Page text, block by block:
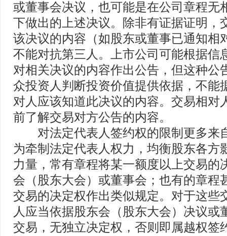
或董事会决议，也可能是在公司章程无
下做出的上述决议。除非有证据证明，
该决议的内容（如股东或董事已通知相
不能对抗第三人。上市公司可能根据信
对相关决议的内容作出公告，但这种公
众投资人判断投资价值提供依据，不能
对人应该知道此决议的内容。交易相对
前了解交易对方公告的内容。
对法定代表人签约权的限制更多来
为牵制法定代表人权力，均衡股东各方
力量，常有章程将某一额度以上交易的
会（股东大会）或董事会；也有的章程
交易的决定权作出类似规定。对于这些
人应当依据股东会（股东大会）决议或
交易，无独立决定权，否则即属越权签